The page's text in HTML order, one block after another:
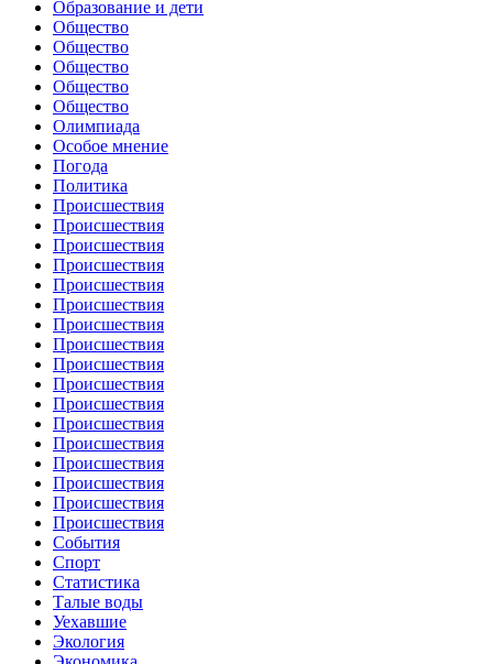
Образование и дети
Общество
Общество
Общество
Общество
Общество
Олимпиада
Особое мнение
Погода
Политика
Происшествия
Происшествия
Происшествия
Происшествия
Происшествия
Происшествия
Происшествия
Происшествия
Происшествия
Происшествия
Происшествия
Происшествия
Происшествия
Происшествия
Происшествия
Происшествия
Происшествия
События
Спорт
Статистика
Талые воды
Уехавшие
Экология